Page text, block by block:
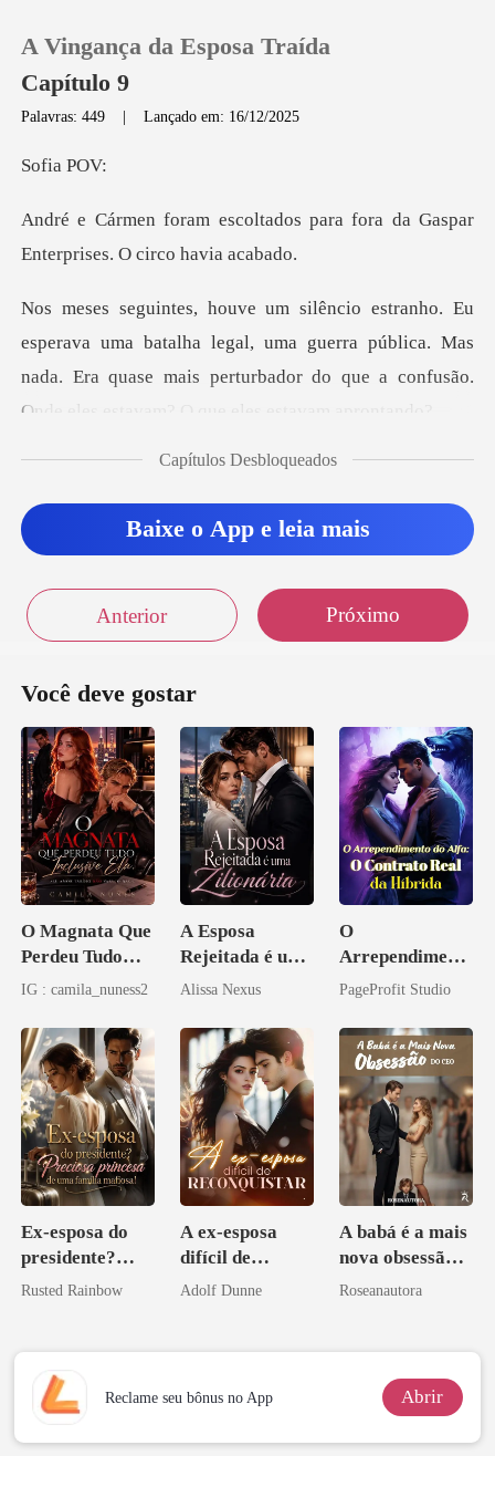
Loja
A Vingança da Esposa Traída
Capítulo 9
Palavras: 449 |Lançado em: 16/12/2025
ia
os para fora da Gaspar
Enterp
alha legal, uma guerra pública. Mas
nada. Era quase mais perturbador
me informaram
Capítulos Desbloqueados
Baixe o App e leia mais
Anterior Próximo
Você deve gostar
O Magnata Que
Perdeu Tudo
Inclusive Ela
IG : camila_nuness2
A Esposa
Rejeitada é uma
Zilionária
Alissa Nexus
O
Arrependiment
o do Alfa: O
da Híbrida
PageProfit Studio
Ex-esposa do
presidente?
Preciosa
mafiosa!
Rusted Rainbow
A ex-esposa
difícil de
reconquistar
Adolf Dunne
A babá é a mais
nova obsessão
do CEO
Roseanautora
Reclame seu bônus no App Abrir